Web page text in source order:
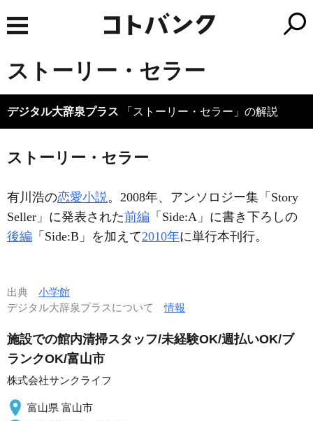
ストーリー・セラー
デジタル大辞泉プラス 「ストーリー・セラー」の解説
ストーリー・セラー
有川浩の恋愛小説。2008年、アンソロジー集「Story
Seller」に発表された前編 「Side:A」に書き下ろしの
後編 「Side:B」を加えて2010年に単行本刊行。
出典 小学館
デジタル大辞泉プラスについて情報
施設での館内清掃スタッフ/未経験OK/週払いOK/ブ
ランクOK/富山市
株式会社サンクライフ
富山県 富山市